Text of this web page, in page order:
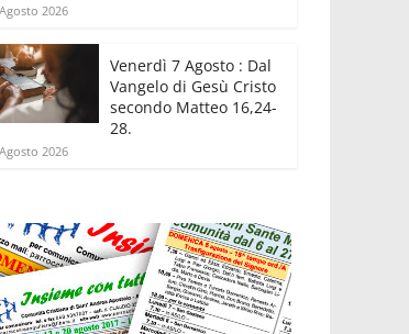
2026
Venerdì 7 Agosto : Dal
Vangelo di Gesù Cristo
secondo Matteo 16,24-
28.
2026